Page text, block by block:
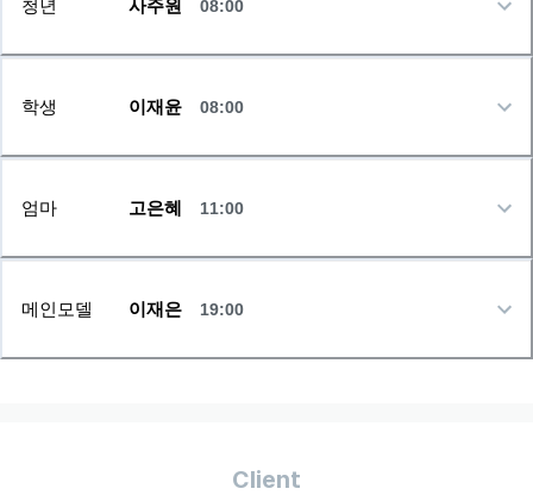
청년 사주원 08:00
학생 이재윤 08:00
엄마 고은혜 11:00
메인모델 이재은 19:00
Client